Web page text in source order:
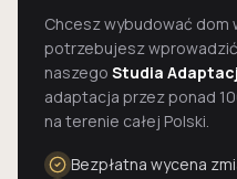
Chcesz wybudować dom
potrzebujesz
naszego Studia
adaptacja przez ponad
na terenie całej Polski.
Bezpłatna wycena